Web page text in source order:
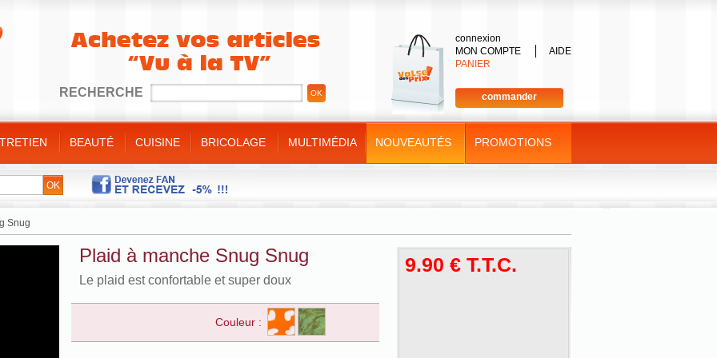
AIDE
MON COMPTE
connexion
PANIER
commander
divers
BEAUTÉ
Pieds
et bijoux
CUISINE
sauteuses
de cuisine
silicone
BRICOLAGE
Bricolage
MULTIMÉDIA NOUVEAUTÉS PROMOTIONS
RECHERCHE
Snug
Plaid à manche Snug Snug
Le plaid est confortable et super doux
Couleur :
9.90 € T.T.C.